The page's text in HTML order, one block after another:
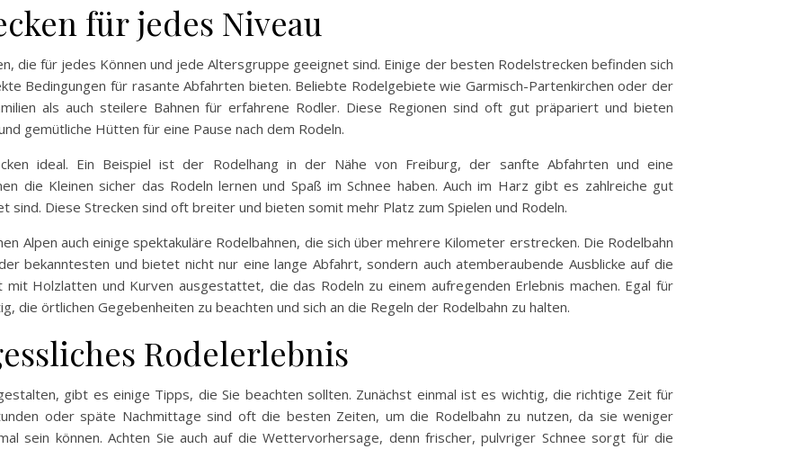
für jedes Niveau
die für jedes Können und jede Altersgruppe geeignet sind. Einige der besten Rodelstrecken befinden sich
Bedingungen für rasante Abfahrten bieten. Beliebte Rodelgebiete wie Garmisch-Partenkirchen oder der
als auch steilere Bahnen für erfahrene Rodler. Diese Regionen sind oft gut präpariert und bieten
gemütliche Hütten für eine Pause nach dem Rodeln.
ideal. Ein Beispiel ist der Rodelhang in der Nähe von Freiburg, der sanfte Abfahrten und eine
die Kleinen sicher das Rodeln lernen und Spaß im Schnee haben. Auch im Harz gibt es zahlreiche gut
sind. Diese Strecken sind oft breiter und bieten somit mehr Platz zum Spielen und Rodeln.
Alpen auch einige spektakuläre Rodelbahnen, die sich über mehrere Kilometer erstrecken. Die Rodelbahn
bekanntesten und bietet nicht nur eine lange Abfahrt, sondern auch atemberaubende Ausblicke auf die
Holzlatten und Kurven ausgestattet, die das Rodeln zu einem aufregenden Erlebnis machen. Egal für
die örtlichen Gegebenheiten zu beachten und sich an die Regeln der Rodelbahn zu halten.
Rodelerlebnis
gibt es einige Tipps, die Sie beachten sollten. Zunächst einmal ist es wichtig, die richtige Zeit für
oder späte Nachmittage sind oft die besten Zeiten, um die Rodelbahn zu nutzen, da sie weniger
sein können. Achten Sie auch auf die Wettervorhersage, denn frischer, pulvriger Schnee sorgt für die